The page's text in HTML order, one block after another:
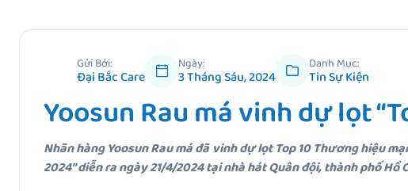
Gửi Bởi:
Đại Bắc Care
Ngày:
3 Tháng Sáu, 2024
Danh Mục:
Tin Sự Kiện
Yoosun Rau má vinh dự lọt
Nhãn hàng Yoosun Rau má đã vinh dự lọt Top 10 Thương hiệu
2024” diễn ra ngày 21/4/2024 tại nhà hát Quân đội, thành phố Hồ